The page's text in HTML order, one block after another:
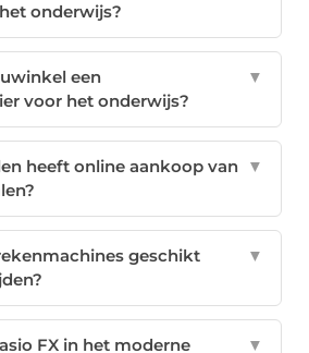
onderwijs?
een
voor het onderwijs?
▼
heeft online aankoop van ▼
geschikt
▼
FX in het moderne
▼